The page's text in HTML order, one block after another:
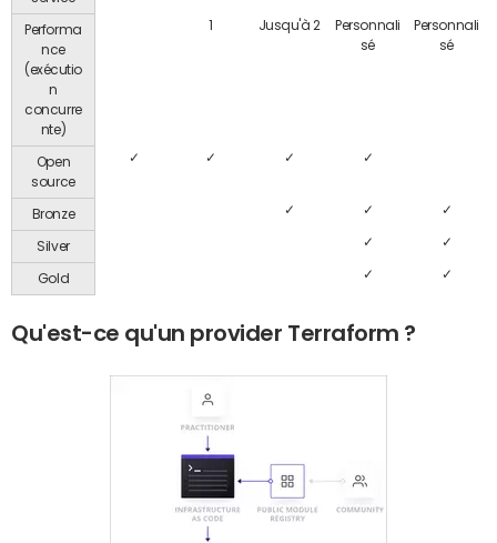
Performa
nce
(exécutio
n
concurre
nte)
Jusqu'à 2
Personnali
sé
Personnali
sé
Open
source
✓ ✓ ✓ ✓
Bronze ✓ ✓ ✓
Silver ✓ ✓
Gold ✓ ✓
Qu'est-ce qu'un provider Terraform ?